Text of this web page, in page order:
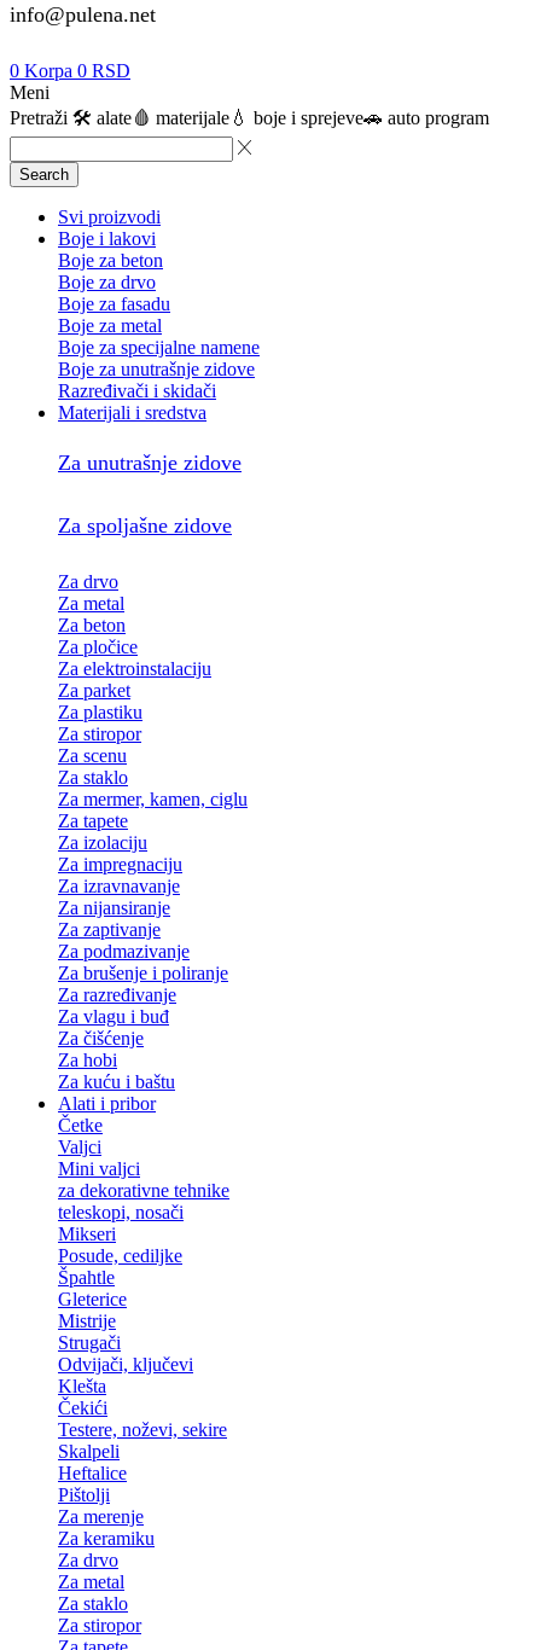
info@pulena.net
0 Korpa 0 RSD
Meni
Pretraži 🛠️ alate🩸 materijale 💧 boje i sprejeve🚗 auto program
Search
Svi proizvodi
Boje i lakovi
Boje za beton
Boje za drvo
Boje za fasadu
Boje za metal
Boje za specijalne namene
Boje za unutrašnje zidove
Razređivači i skidači
Materijali i sredstva
Za unutrašnje zidove
Za spoljašne zidove
Za drvo
Za metal
Za beton
Za pločice
Za elektroinstalaciju
Za parket
Za plastiku
Za stiropor
Za scenu
Za staklo
Za mermer, kamen, ciglu
Za tapete
Za izolaciju
Za impregnaciju
Za izravnavanje
Za nijansiranje
Za zaptivanje
Za podmazivanje
Za brušenje i poliranje
Za razređivanje
Za vlagu i buđ
Za čišćenje
Za hobi
Za kuću i baštu
Alati i pribor
Četke
Valjci
Mini valjci
za dekorativne tehnike
teleskopi, nosači
Mikseri
Posude, cediljke
Špahtle
Gleterice
Mistrije
Strugači
Odvijači, ključevi
Klešta
Čekići
Testere, noževi, sekire
Skalpeli
Heftalice
Pištolji
Za merenje
Za keramiku
Za drvo
Za metal
Za staklo
Za stiropor